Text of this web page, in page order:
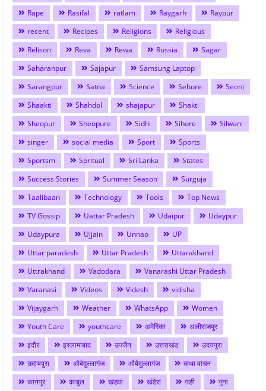
Rape
Rasifal ratlam Raygarh
Raypur
recent
Recipes Religions
Religious
Relison
Reva Rewa Russia
Sagar
Saharanpur
Sajapur
Samsung Laptop
Sarangpur
Satna Science Sehore
Seoni
Shaakti
Shahdol shajapur
Shakti
Sheopur
Sheopure Sidhi Sihore
Silwani
singer
social media Sport
Sports
Sportsm
Spritual Sri Lanka
States
Success Stories
Summer Season
Surguja
Taalibaan
Technology Tools
Top News
TV Gossip
Uattar Pradesh Udaipur
Udaypur
Udaypura
Ujjain Unnao
UP
Uttar paradesh
Uttar Pradesh
Uttarakhand
Uttrakhand
Vadodara
Vanarashi Uttar Pradesh
Varanasi
Videos Videsh
vidisha
Vijaygarh
Weather WhatsApp
Women
Youth Care
youthcare अमेरिका
अलीराजपुर
इंदौर
इस्लामाबाद उज्जैन उत्तराखंड
उदयपुरा
उदायपुरा
ओबेदुल्लागंज औबेदुल्लागंज
कथा वाचन
कानपुर
काबुल खंडवा खंडेरा गङी
गुना